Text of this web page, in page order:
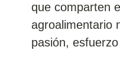
que comparten
agroalimentario
pasión,